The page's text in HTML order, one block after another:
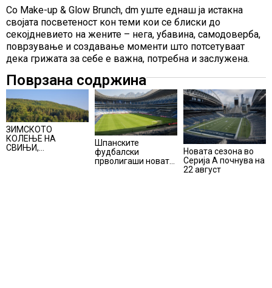
Со Make-up & Glow Brunch, dm уште еднаш ја истакна
својата посветеност кон теми кои се блиски до
секојдневието на жените – нега, убавина, самодоверба,
поврзување и создавање моменти што потсетуваат
дека грижата за себе е важна, потребна и заслужена.
Поврзана содржина
ЗИМСКОТО
КОЛЕЊЕ НА
СВИЊИ,
Шпанските
фудбалски
прволигаши новата
Новата сезона во
Серија А почнува на
22 август